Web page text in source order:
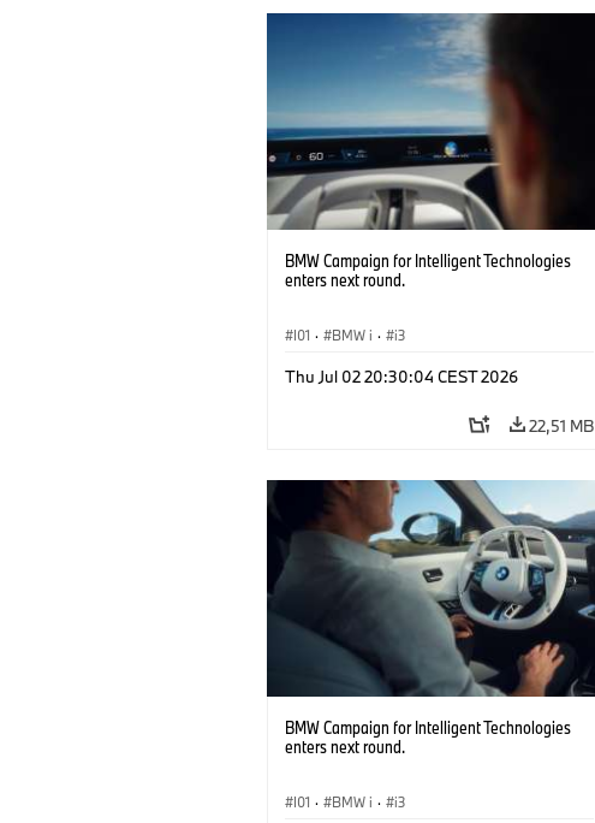
BMW Campaign for Intelligent Technologies
enters next round.
I01 · BMW i · i3
Thu Jul 02 20:30:04 CEST 2026
22,51 MB
BMW Campaign for Intelligent Technologies
enters next round.
I01 · BMW i · i3